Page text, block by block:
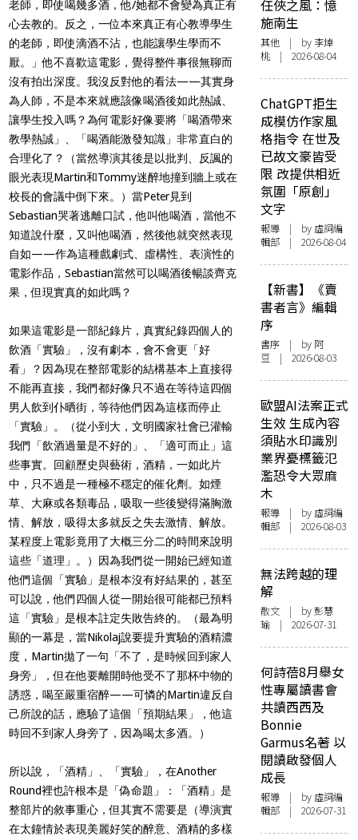
老師，即使喝幾多酒，他/她都不會變為真正有
心去教的。反之，一位本來真正有心教導學生
的老師，即使滴酒不沾，也能讓學生學而不
厭。」他不喜歡這電影，覺得整件事很無聊而
沒有拍出深度。我沒反對他的看法——其實身
為人師，不是本來就應該像喝酒後如此熱誠、
讓學生投入嗎？為何電影好像要將「喝酒帶來
教學熱誠」、「喝酒能激發知識」非常直白的
合理化了？（當然導演其後是以批判、反諷的
眼光表現Martin和Tommy迷醉地撞到牆上或在
校長的會議中倒下來。）當Peter見到
Sebastian哭著逃離口試，他叫他喝酒，當他不
知道說什麼，又叫他喝酒，然後他就突然表現
自如——作為這種戲劇式、虛構性、表演性的
電影作品，Sebastian當然可以喝酒後暢談齊克
果，但現實真的如此嗎？
如果這電影是一部紀錄片，真實紀錄四個人的
飲酒「實驗」，沒有劇本，會不會更「好
看」？因為現在整部電影的結構基本上直接得
不能再直接，我們都好像只不過在等待這四個
男人飲到仆晒街，等待他們因為這樣而停止
「實驗」。（從小到大，文明國家社會已灌輸
我們「飲酒過量是不好的」、「適可而止」這
些事實。回顧歷史與藝術，酒精，一如此片
中，只不過是一種極不穩定的催化劑。如煙
草、大麻或各類毒品，吸取一些後變得滿胸激
情、解放，吸得太多就反之失去激情、解放。
某程度上電影竟用了大概三分二的時間來說明
這些「道理」。）因為我們從一開始已經知道
他們這個「實驗」是根本沒有好結果的，甚至
可以說，他們四個人從一開始很可能都已預料
這「實驗」是根本註定失敗告終的。（最為明
顯的一幕是，當Nikolaj說要提升實驗的酒精濃
度， Martin拋了一句「不了，是時候回到家人
身旁」，但在他要離開時他受不了那杯中物的
誘惑，喝至嚴重宿醉——可憐的Martin違反自
己所說的話，應驗了這個「預期結果」，他這
時回不到家人身旁了，因為喝太多酒。）
所以說，「酒精」、「實驗」，在Another
Round裡也許根本是「偽命題」：「酒精」是
整部片的敘事重心，但其實不需要是（導演實
在太鐘情於表現美麗好笑的醉意、酒精的多樣
任俠之風：憶
施南生
其他 | by 李焯
桃 | 2026-08-04
ChatGPT拒生
成模仿作家風
格指令 在世及
已故文豪皆受
限 改提供相近
氛圍「原創」
文字
報導 | by 虛詞編
輯部 | 2026-08-04
【新書】《賣
書者言》編輯
序
書序 | by 阿
豆 | 2026-08-03
歐盟AI法案正式
生效 生成內容
須貼水印識別
業界憂標籤氾
濫恐令大眾麻
木
報導 | by 虛詞編
輯部 | 2026-08-03
無法跨越的理
解
散文 | by 彭慧
瑜 | 2026-07-31
何詩蓓8月舉女
性專屬讀書會
共讀西西及
Bonnie
Garmus名著 以
閱讀啟發個人
成長
報導 | by 虛詞編
輯部 | 2026-07-31